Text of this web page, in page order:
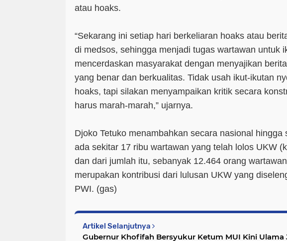
atau hoaks.
“Sekarang ini setiap hari berkeliaran hoaks atau
di medsos, sehingga menjadi tugas wartawan untuk
mencerdaskan masyarakat dengan menyajikan
yang benar dan berkualitas. Tidak usah ikut-ikutan
hoaks, tapi silakan menyampaikan kritik secara
harus marah-marah,” ujarnya.
Djoko Tetuko menambahkan secara nasional hingga
ada sekitar 17 ribu wartawan yang telah lolos UKW
dan dari jumlah itu, sebanyak 12.464 orang wartawan
merupakan kontribusi dari lulusan UKW yang
PWI. (gas)
Artikel Selanjutnya
Gubernur Khofifah Bersyukur Ketum MUI Kini Ulama Jawa